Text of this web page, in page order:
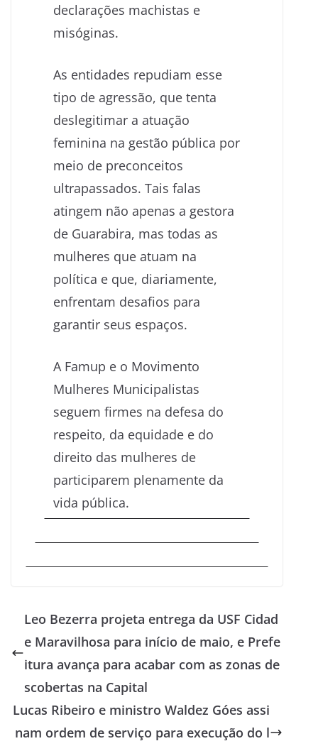
declarações machistas e
misóginas.
As entidades repudiam esse
tipo de agressão, que tenta
deslegitimar a atuação
feminina na gestão pública por
meio de preconceitos
ultrapassados. Tais falas
atingem não apenas a gestora
de Guarabira, mas todas as
mulheres que atuam na
política e que, diariamente,
enfrentam desafios para
garantir seus espaços.
A Famup e o Movimento
Mulheres Municipalistas
seguem firmes na defesa do
respeito, da equidade e do
direito das mulheres de
participarem plenamente da
vida pública.
Leo Bezerra projeta entrega da USF Cidad
e Maravilhosa para início de maio, e Prefe
itura avança para acabar com as zonas de
scobertas na Capital
Lucas Ribeiro e ministro Waldez Góes assi
nam ordem de serviço para execução do l